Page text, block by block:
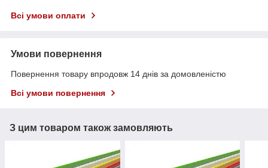
Всі умови оплати
Умови повернення
Повернення товару впродовж 14 днів за домовленістю
Всі умови повернення
З цим товаром також замовляють